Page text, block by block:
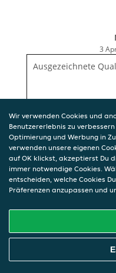
3
Ausgezeichnete
Wir verwenden Cookies und
Benutzererlebnis zu
Optimierung und Werbung in
verwenden unsere eigenen
auf OK klickst, akzeptierst Du
immer notwendige Cookies.
entscheiden, welche Cookies
Präferenzen anzupassen und